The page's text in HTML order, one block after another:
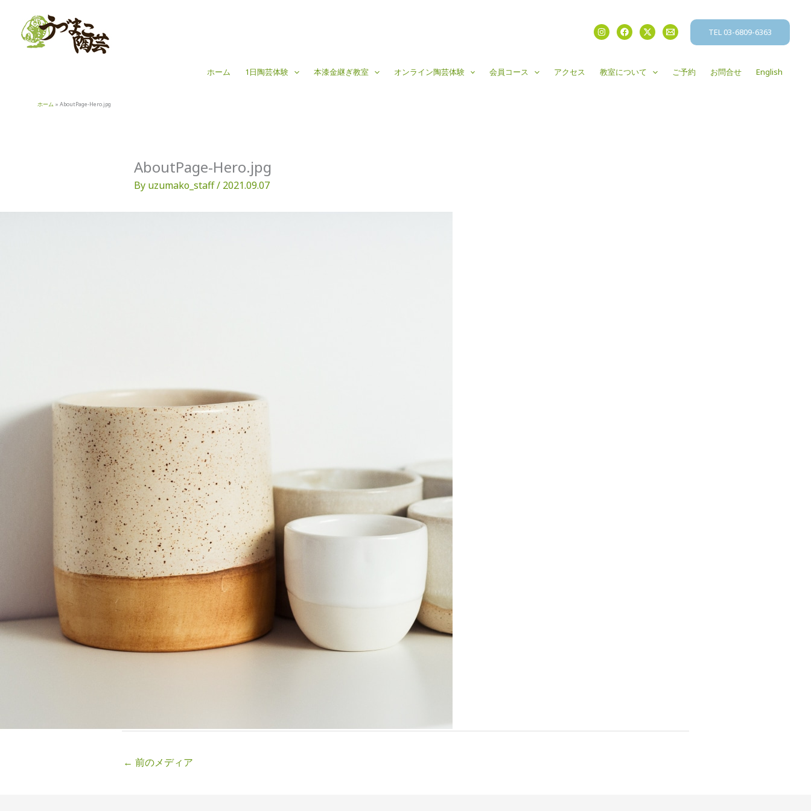
TEL 03-6809-6363
ホーム 1日陶芸体験 本漆金継ぎ教室 オンライン陶芸体験 会員コース アクセス 教室について ご予約 お問合せ English
ホーム AboutPage-Hero.jpg
AboutPage-Hero.jpg
By uzumako_staff/ 2021.09.07
← 前のメディア